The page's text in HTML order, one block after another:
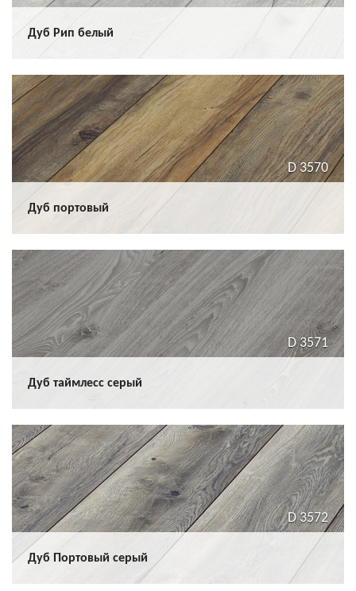
Дуб Рип белый
Дуб портовый
D 3570
Дуб таймлесс серый
D 3571
Дуб Портовый серый
D 3572